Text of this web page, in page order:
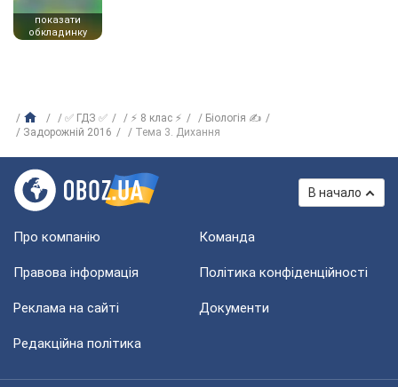
показати
обкладинку
✅ ГДЗ ✅ ⚡ 8 клас ⚡
Біологія ✍
Задорожній 2016
Тема 3. Дихання
В начало
Про компанію Команда
Правова інформація Політика конфіденційності
Реклама на сайті Документи
Редакційна політика